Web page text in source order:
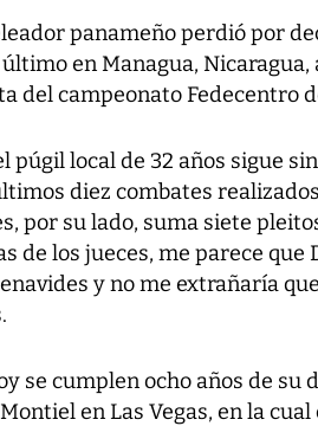
panameño perdió por
en Managua, Nicaragua,
del campeonato Fedecentro
púgil local de 32 años sigue
diez combates
por su lado, suma siete
de los jueces, me parece que
y no me extrañaría
se cumplen ocho años de
en Las Vegas, en la